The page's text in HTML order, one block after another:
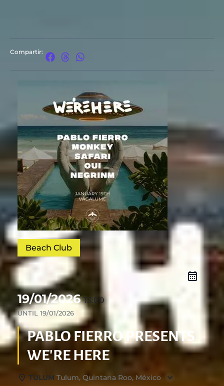
Compartir:
Beach Club
19/01/202613:00
UNTIL 19/01/2026
PABLO FIERRO PRESENTS
WE'RE HERE
TULUM Tulum, Quintana Roo, México